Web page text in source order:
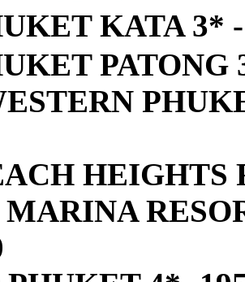
KATA 3* -
PATONG
HEIGHTS
MARINA